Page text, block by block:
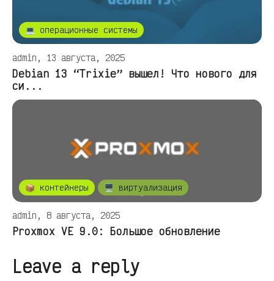
💻 операционные системы
admin, 13 августа, 2025
Debian 13 “Trixie” вышел! Что нового для
си...
📦 контейнеры 🖥️ виртуализация
admin, 8 августа, 2025
Proxmox VE 9.0: Большое обновление
Leave a reply